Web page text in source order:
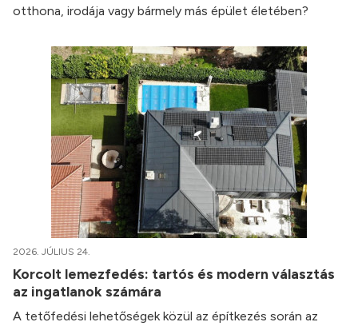
otthona, irodája vagy bármely más épület életében?
2026. JÚLIUS 24.
Korcolt lemezfedés: tartós és modern választás
az ingatlanok számára
A tetőfedési lehetőségek közül az építkezés során az